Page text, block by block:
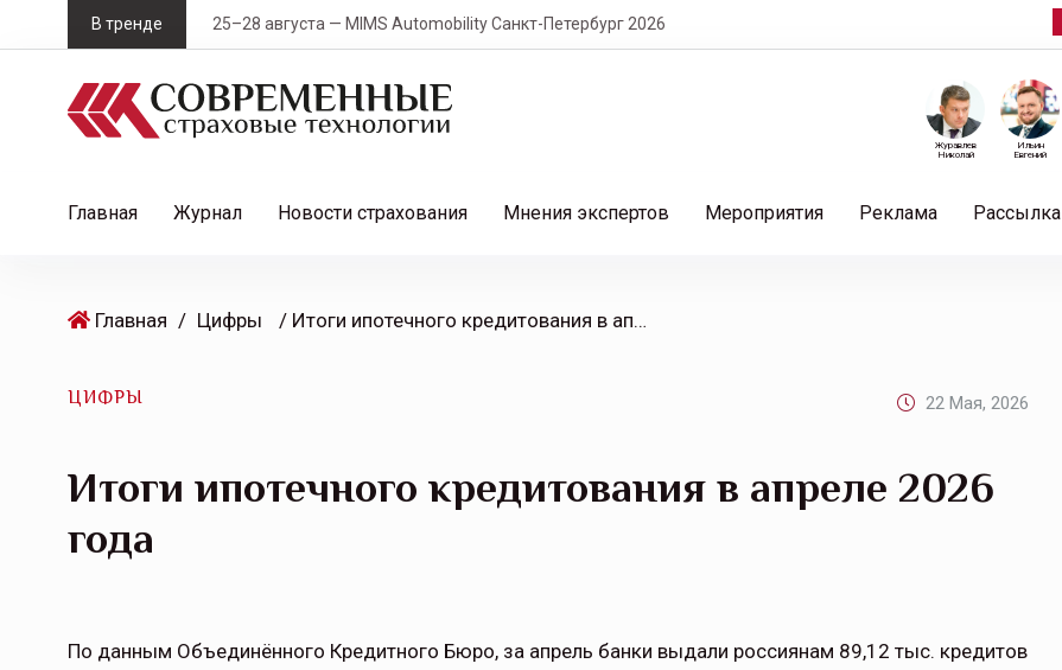
k
В тренде 25–28 августа — MIMS Automobility Санкт-Петербург 2026
Ильин
Евгений
Журавлев
Николай
Главная Журнал Новости страхования Мнения экспертов Мероприятия Реклама Рассылка
Главная / Цифры / Итоги ипотечного кредитования в апреле 2026 года
ЦИФРЫ 22 Мая, 2026
Итоги ипотечного кредитования в апреле 2026
года
По данным Объединённого Кредитного Бюро, за апрель банки выдали россиянам 89,12 тыс. кредитов